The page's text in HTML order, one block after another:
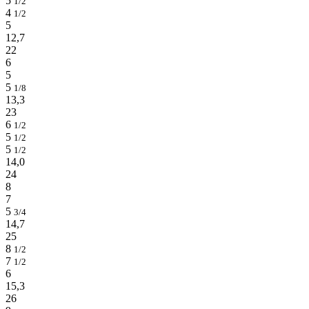
4 1/2
5
12,7
22
6
5
5 1/8
13,3
23
6 1/2
5 1/2
5 1/2
14,0
24
8
7
5 3/4
14,7
25
8 1/2
7 1/2
6
15,3
26